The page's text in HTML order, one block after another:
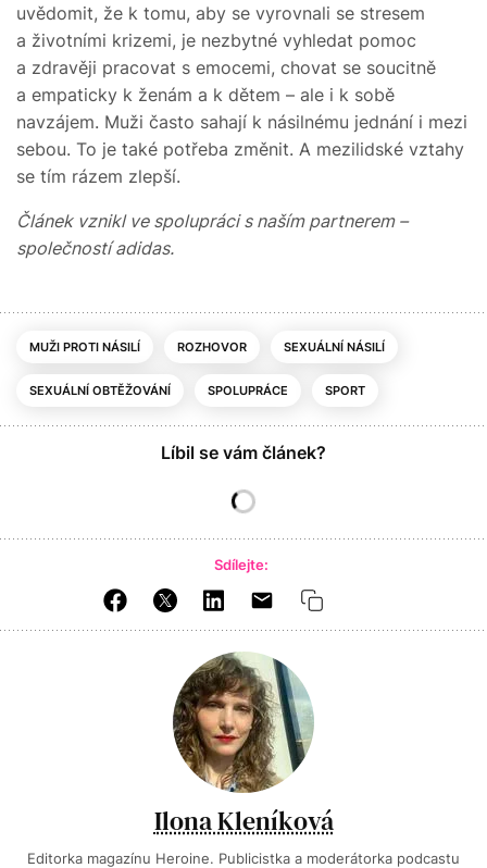
uvědomit, že k tomu, aby se vyrovnali se stresem
a životními krizemi, je nezbytné vyhledat pomoc
a zdravěji pracovat s emocemi, chovat se soucitně
a empaticky k ženám a k dětem – ale i k sobě
navzájem. Muži často sahají k násilnému jednání i mezi
sebou. To je také potřeba změnit. A mezilidské vztahy
se tím rázem zlepší.
Článek vznikl ve spolupráci s naším partnerem –
společností adidas.
MUŽI PROTI NÁSILÍ ROZHOVOR SEXUÁLNÍ NÁSILÍ
SEXUÁLNÍ OBTĚŽOVÁNÍ SPOLUPRÁCE SPORT
Líbil se vám článek?
Sdílejte:
Ilona Kleníková
Editorka magazínu Heroine. Publicistka a moderátorka podcastu